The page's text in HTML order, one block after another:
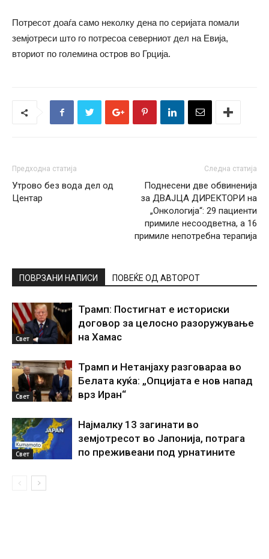
Потресот доаѓа само неколку дена по серијата помали
земјотреси што го потресоа северниот дел на Евија,
вториот по големина остров во Грција.
Предходна статија
Утрово без вода дел од
Центар
Следна статија
Поднесени двe обвиненија
за ДВАЈЦА ДИРЕКТОРИ на
„Онкологија“: 29 пациенти
примиле несоодветна, а 16
примиле непотребна терапија
ПОВРЗАНИ НАПИСИ ПОВЕЌЕ ОД АВТОРОТ
Свет
Трамп: Постигнат е историски
договор за целосно разоружување
на Хамас
Свет
Трамп и Нетанјаху разговараа во
Белата куќа: „Опцијата е нов напад
врз Иран“
Свет
Најмалку 13 загинати во
земјотресот во Јапонија, потрага
по преживеани под урнатините